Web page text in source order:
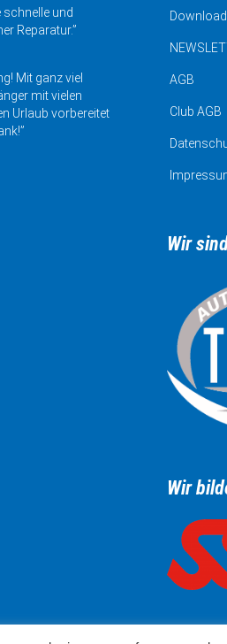
schnelle und
Reparatur.”
Mit ganz viel
mit vielen
Urlaub vorbereitet
AGB
Club AGB
Wir
Wir